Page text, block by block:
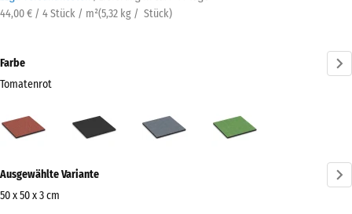
44,00 € / 4 Stück / m²(5,32 kg / Stück)
Farbe
Tomatenrot
(active)
Informationen
zu
Ausgewählte Variante
50 x 50 x 3 cm